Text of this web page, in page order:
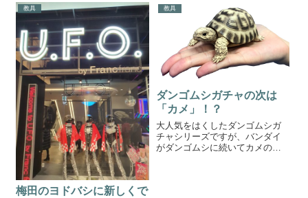
チタカラトミーアーツさんは、
本当に面白いがちゃを次々と発
売してくれます。種類は ハエト
リソウA,B ウツボカズラA,B フ
クロユキ...
提供されてきた教科書に音声や
動画などを加えた「デジタル教
科書」の公式導入...
教具
梅田のヨドバシに新しくで
教具
ダンゴムシガチャの次は
「カメ」！？
大人気をはくしたダンゴムシガ
チャシリーズですが、バンダイ
がダンゴムシに続いてカメのガ